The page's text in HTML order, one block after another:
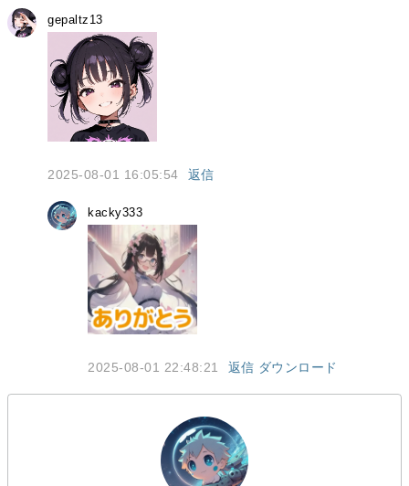
gepaltz13
2025-08-01 16:05:54 返信
kacky333
2025-08-01 22:48:21 返信 ダウンロード